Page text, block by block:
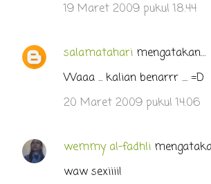
19 Maret 2009 pukul 18.44
salamatahari mengatakan…
Waaa ... kalian benarrr .... =D
20 Maret 2009 pukul 14.06
wemmy al-fadhli
waw sexiiii!